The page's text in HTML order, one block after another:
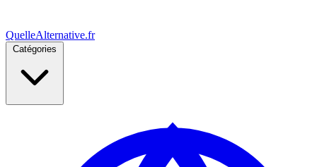
QuelleAlternative.fr